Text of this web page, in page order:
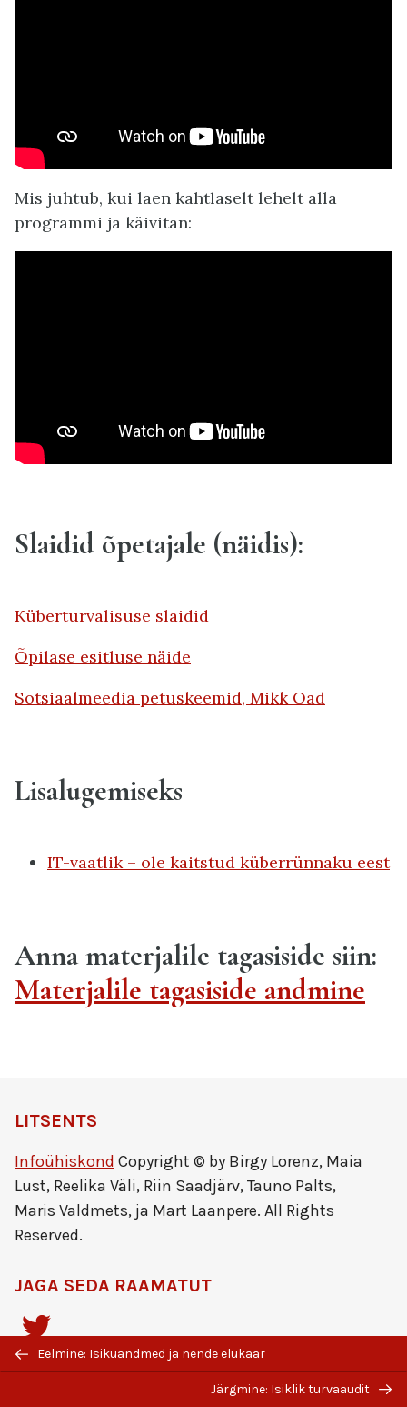
Mis juhtub, kui laen kahtlaselt lehelt alla
programmi ja käivitan:
Slaidid õpetajale (näidis):
Küberturvalisuse slaidid
Õpilase esitluse näide
Sotsiaalmeedia petuskeemid, Mikk Oad
Lisalugemiseks
IT-vaatlik – ole kaitstud küberrünnaku eest
Anna materjalile tagasiside siin:
Materjalile tagasiside andmine
Eelmine: Isikuandmed ja nende elukaar
Järgmine: Isiklik turvaaudit
LITSENTS
Infoühiskond Copyright © by Birgy Lorenz, Maia
Lust, Reelika Väli, Riin Saadjärv, Tauno Palts,
Maris Valdmets, ja Mart Laanpere. All Rights
Reserved.
JAGA SEDA RAAMATUT